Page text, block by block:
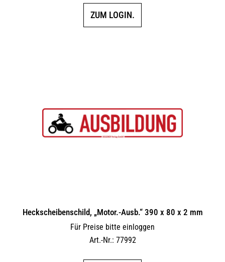
ZUM LOGIN.
Heckscheibenschild, „Motor.-Ausb.“ 390 x 80 x 2 mm
Für Preise bitte einloggen
Art.-Nr.: 77992